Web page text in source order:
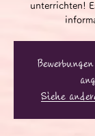
unterrichten!
Siehe